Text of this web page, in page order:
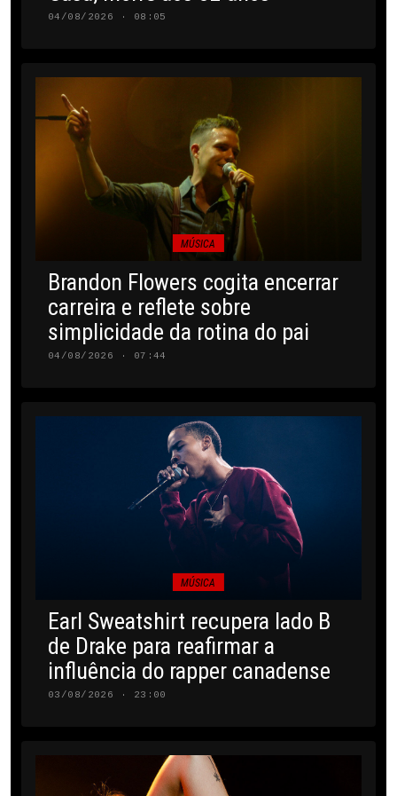
04/08/2026 · 08:05
MÚSICA
Brandon Flowers cogita encerrar
carreira e reflete sobre
simplicidade da rotina do pai
04/08/2026 · 07:44
MÚSICA
Earl Sweatshirt recupera lado B
de Drake para reafirmar a
influência do rapper canadense
03/08/2026 · 23:00